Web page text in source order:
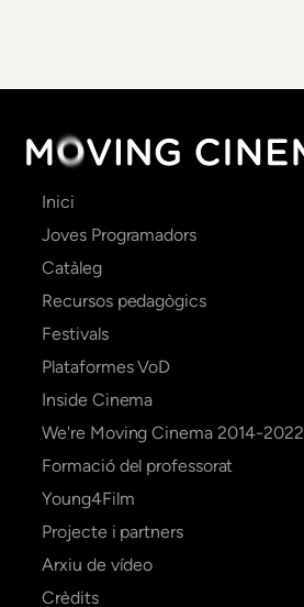
Main
navigation
Inici
Joves Programadors
Catàleg
Recursos pedagògics
Festivals
Plataformes VoD
Inside Cinema
We're Moving Cinema 2014-2022
Formació del professorat
Young4Film
Projecte i partners
Arxiu de vídeo
Crèdits